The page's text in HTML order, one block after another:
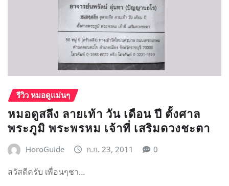
รีวิว หมอดูแม่นๆ
หมอดูสลึง ลายเท้า วัน เดือน ปี ตั้งศาล
พระภูมิ พระพรหม เจ้าที่ เสริมดวงชะตา
HoroGuide ก.ย. 23, 2011 0
สวัสดีครับ เพื่อนๆชา…